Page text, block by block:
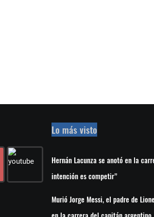
Lo más visto
Hernán Lacunza se anotó en la
intención es competir”
Murió Jorge Messi, el padre de